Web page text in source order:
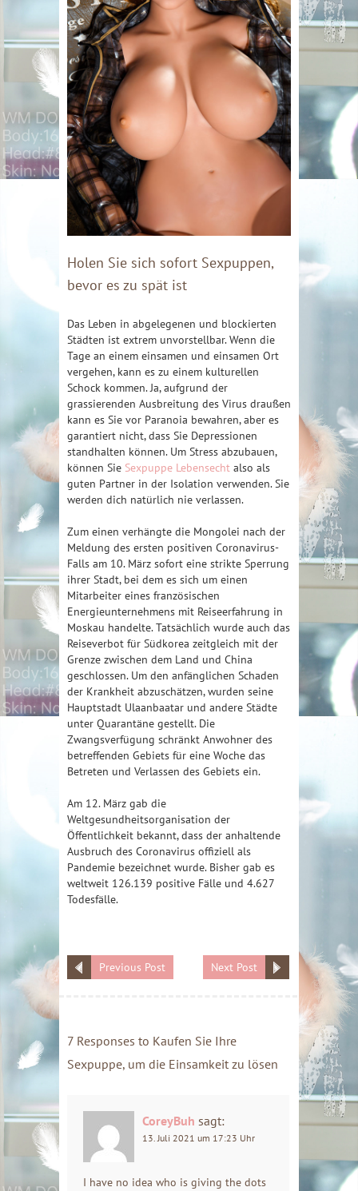
Holen Sie sich sofort Sexpuppen,
bevor es zu spät ist
Das Leben in abgelegenen und blockierten
Städten ist extrem unvorstellbar. Wenn die
Tage an einem einsamen und einsamen Ort
vergehen, kann es zu einem kulturellen
Schock kommen. Ja, aufgrund der
grassierenden Ausbreitung des Virus draußen
kann es Sie vor Paranoia bewahren, aber es
garantiert nicht, dass Sie Depressionen
standhalten können. Um Stress abzubauen,
können Sie Sexpuppe Lebensecht also als
guten Partner in der Isolation verwenden. Sie
werden dich natürlich nie verlassen.
Zum einen verhängte die Mongolei nach der
Meldung des ersten positiven Coronavirus-
Falls am 10. März sofort eine strikte Sperrung
ihrer Stadt, bei dem es sich um einen
Mitarbeiter eines französischen
Energieunternehmens mit Reiseerfahrung in
Moskau handelte. Tatsächlich wurde auch das
Reiseverbot für Südkorea zeitgleich mit der
Grenze zwischen dem Land und China
geschlossen. Um den anfänglichen Schaden
der Krankheit abzuschätzen, wurden seine
Hauptstadt Ulaanbaatar und andere Städte
unter Quarantäne gestellt. Die
Zwangsverfügung schränkt Anwohner des
betreffenden Gebiets für eine Woche das
Betreten und Verlassen des Gebiets ein.
Am 12. März gab die
Weltgesundheitsorganisation der
Öffentlichkeit bekannt, dass der anhaltende
Ausbruch des Coronavirus offiziell als
Pandemie bezeichnet wurde. Bisher gab es
weltweit 126.139 positive Fälle und 4.627
Todesfälle.
Previous Post Next Post
7 Responses to Kaufen Sie Ihre
Sexpuppe, um die Einsamkeit zu lösen
CoreyBuh sagt:
13. Juli 2021 um 17:23 Uhr
I have no idea who is giving the dots